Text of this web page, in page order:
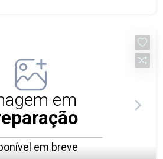
em
em breve